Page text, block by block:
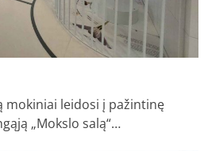
mokiniai leidosi į pažintinę
„Mokslo salą“…